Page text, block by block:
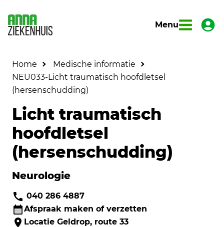
Menu
Home
Medische informatie
NEU033-Licht traumatisch hoofdletsel
(hersenschudding)
Licht traumatisch
hoofdletsel
(hersenschudding)
Neurologie
040 286 4887
Afspraak maken of verzetten
Locatie Geldrop, route 33